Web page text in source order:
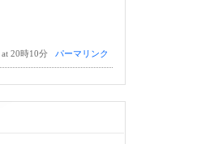
at 20時10分 パーマリンク